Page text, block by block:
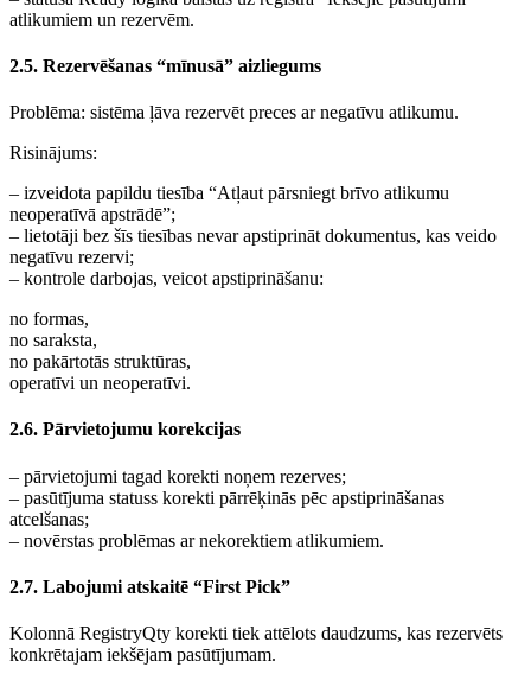
atlikumiem un rezervēm.
2.5. Rezervēšanas “mīnusā” aizliegums
Problēma: sistēma ļāva rezervēt preces ar negatīvu atlikumu.
Risinājums:
– izveidota papildu tiesība “Atļaut pārsniegt brīvo atlikumu
neoperatīvā apstrādē”;
– lietotāji bez šīs tiesības nevar apstiprināt dokumentus, kas veido
negatīvu rezervi;
– kontrole darbojas, veicot apstiprināšanu:
no formas,
no saraksta,
no pakārtotās struktūras,
operatīvi un neoperatīvi.
2.6. Pārvietojumu korekcijas
– pārvietojumi tagad korekti noņem rezerves;
– pasūtījuma statuss korekti pārrēķinās pēc apstiprināšanas
atcelšanas;
– novērstas problēmas ar nekorektiem atlikumiem.
2.7. Labojumi atskaitē “First Pick”
Kolonnā RegistryQty korekti tiek attēlots daudzums, kas rezervēts
konkrētajam iekšējam pasūtījumam.